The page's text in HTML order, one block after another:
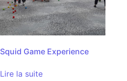
Squid Game Experience
Lire la suite